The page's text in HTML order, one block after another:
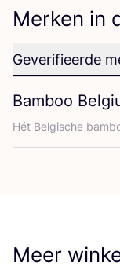
Merken in
Geverifieerde
Bamboo
Hét Bel­gi­sche
Meer